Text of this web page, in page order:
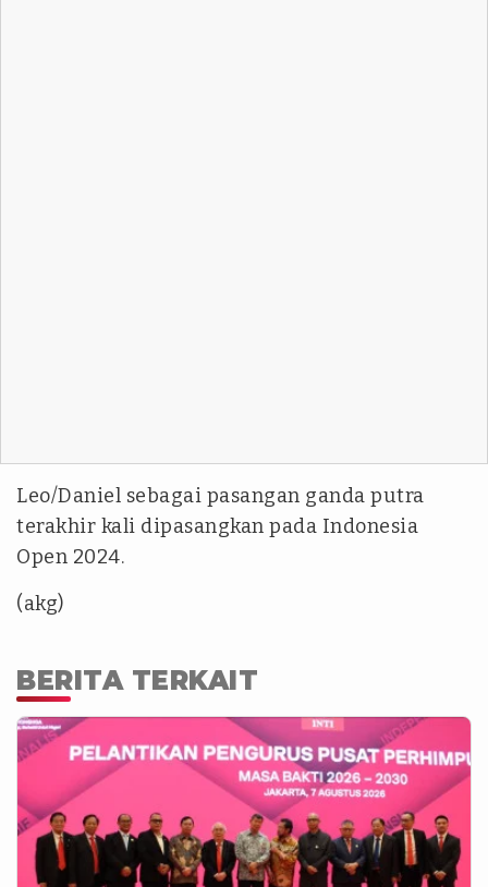
Leo/Daniel sebagai pasangan ganda putra
terakhir kali dipasangkan pada Indonesia
Open 2024.
(akg)
BERITA TERKAIT